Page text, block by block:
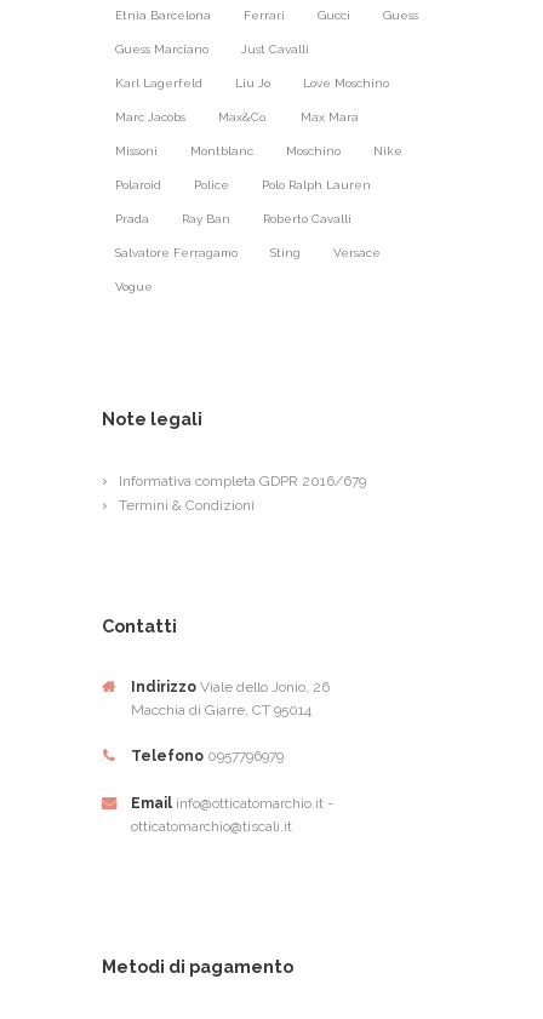
Etnia Barcelona Ferrari Gucci Guess
Guess Marciano Just Cavalli
Karl Lagerfeld Liu Jo Love Moschino
Marc Jacobs Max&Co. Max Mara
Missoni Montblanc Moschino Nike
Polaroid Police Polo Ralph Lauren
Prada Ray Ban Roberto Cavalli
Salvatore Ferragamo Sting Versace
Vogue
Note legali
Informativa completa GDPR 2016/679
Termini & Condizioni
Contatti
Indirizzo Viale dello Jonio, 26
Macchia di Giarre, CT 95014
Telefono 0957796979
Email info@otticatomarchio.it -
otticatomarchio@tiscali.it
Metodi di pagamento